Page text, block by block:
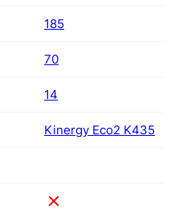
185
70
14
Kinergy Eco2 K435